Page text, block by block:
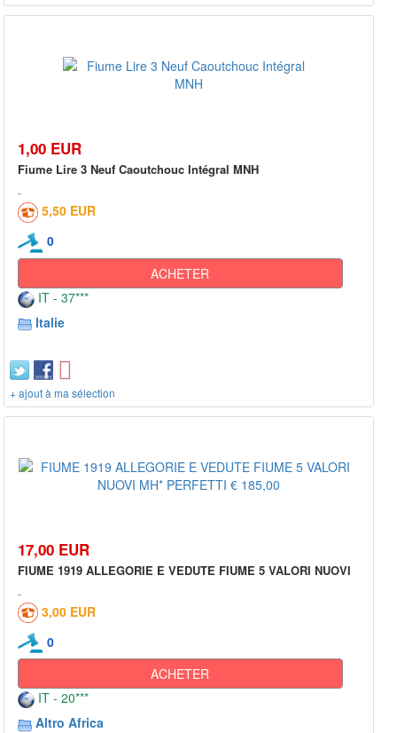
1,00 EUR
Fiume Lire 3 Neuf Caoutchouc Intégral MNH
5,50 EUR
0
ACHETER
IT - 37***
Italie
+ ajout à ma sélection
17,00 EUR
FIUME 1919 ALLEGORIE E VEDUTE FIUME 5 VALORI NUOVI
3,00 EUR
0
ACHETER
IT - 20***
Altro Africa